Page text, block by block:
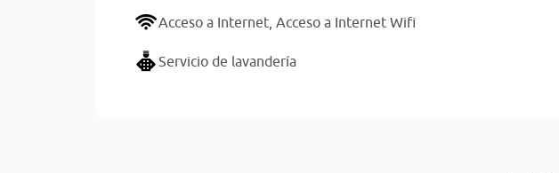
Acceso a Internet, Acceso a Internet Wifi
Servicio de lavandería